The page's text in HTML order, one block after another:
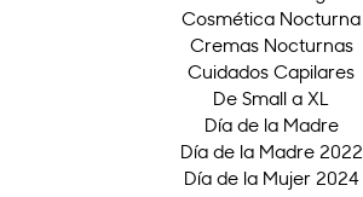
Cosmética Nocturna
Cremas Nocturnas
Cuidados Capilares
De Small a XL
Día de la Madre
Día de la Madre 2022
Día de la Mujer 2024